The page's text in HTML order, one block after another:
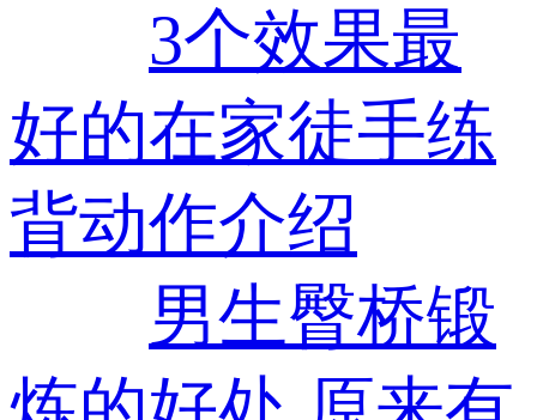
3个效果最
好的在家徒手练
背动作介绍
男生臀桥锻